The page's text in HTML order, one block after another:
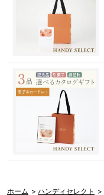
ホーム > ハンディセレクト >